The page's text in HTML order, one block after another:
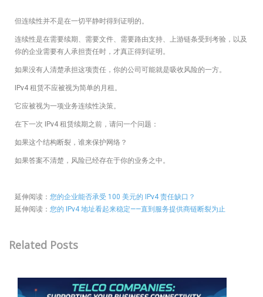
但连续性并不是在一切平静时得到证明的。
连续性是在需要续期、需要文件、需要路由支持、上游链条受到考验，以及
你的企业需要有人承担责任时，才真正得到证明。
如果没有人清楚承担这项责任，你的公司可能就是吸收风险的一方。
IPv4 租赁不应被视为简单的月租。
它应被视为一项业务连续性决策。
在下一次 IPv4 租赁续期之前，请问一个问题：
如果这个结构断裂，谁来保护网络？
如果答案不清楚，风险已经存在于你的业务之中。
延伸阅读： 您的企业能否承受 100 美元的 IPv4 责任缺口？
延伸阅读： 您的 IPv4 地址看起来稳定——直到服务提供商链断裂为止
Related Posts